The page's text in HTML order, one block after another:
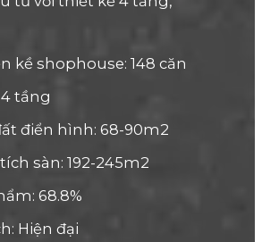
kề shophouse: 148 căn
tầng
điển hình: 68-90m2
sàn: 192-245m2
68.8%
Hiện đại